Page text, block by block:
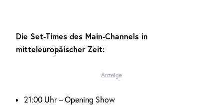
Die Set-Times des Main-Channels in
mitteleuropäischer Zeit:
Anzeige
21:00 Uhr – Opening Show